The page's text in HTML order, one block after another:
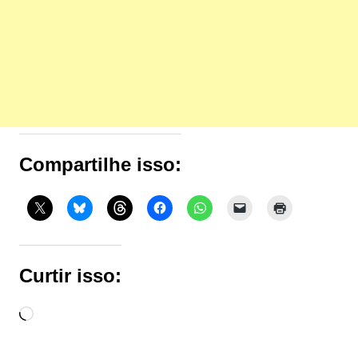
Compartilhe isso:
Curtir isso:
Carregando...